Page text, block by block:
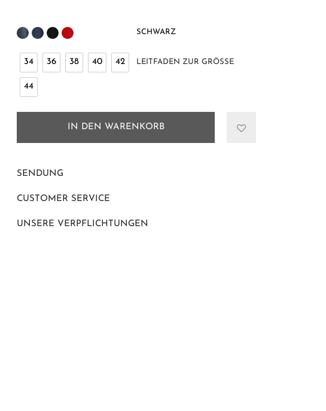
SCHWARZ
34 36 38 40 42
44
LEITFADEN ZUR GRÖSSE
IN DEN WARENKORB
SENDUNG
CUSTOMER SERVICE
UNSERE VERPFLICHTUNGEN